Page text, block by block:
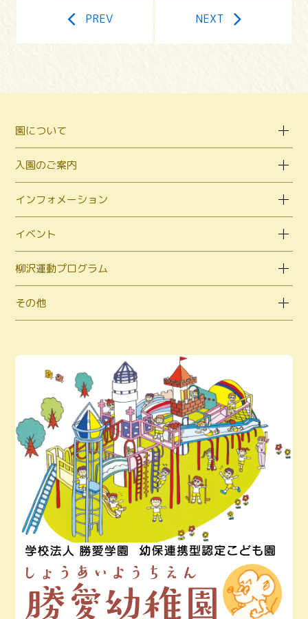
PREV NEXT
園について
入園のご案内
インフォメーション
イベント
柳沢運動プログラム
その他